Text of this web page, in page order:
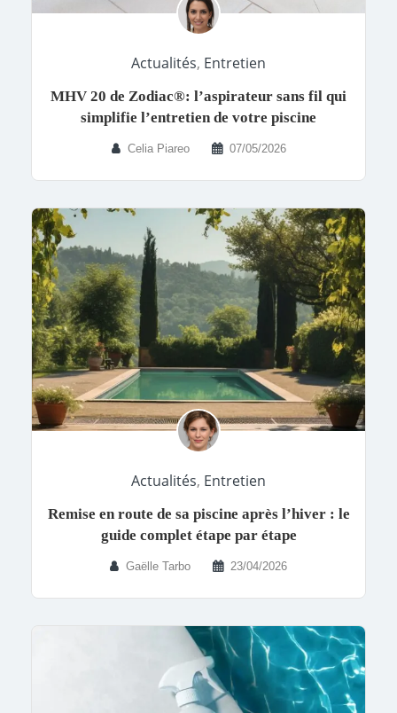
Actualités, Entretien
MHV 20 de Zodiac®: l’aspirateur sans fil qui
simplifie l’entretien de votre piscine
Celia Piareo 07/05/2026
Actualités, Entretien
Remise en route de sa piscine après l’hiver : le
guide complet étape par étape
Gaëlle Tarbo 23/04/2026